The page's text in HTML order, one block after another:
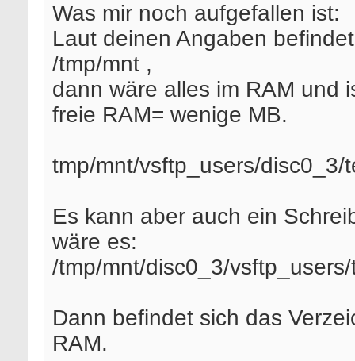
Was mir noch aufgefallen ist:
Laut deinen Angaben
/tmp/mnt ,
dann wäre alles im RAM und
freie RAM= wenige MB.
tmp/mnt/vsftp_users/disc0_3/
Es kann aber auch ein
wäre es:
/tmp/mnt/disc0_3/
Dann befindet sich das
RAM.